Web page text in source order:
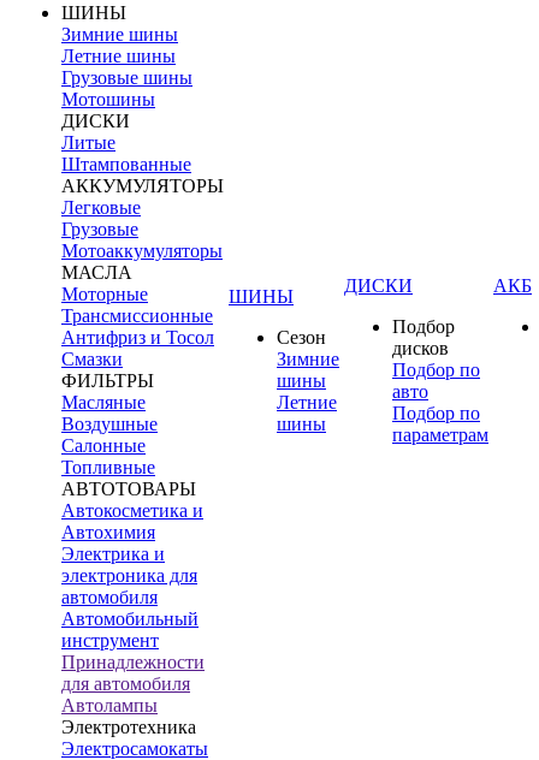
ШИНЫ
Зимние шины
Летние шины
Грузовые шины
Мотошины
ДИСКИ
Литые
Штампованные
АККУМУЛЯТОРЫ
Легковые
Грузовые
Мотоаккумуляторы
МАСЛА
Моторные
Трансмиссионные
Антифриз и Тосол
Смазки
ФИЛЬТРЫ
Масляные
Воздушные
Салонные
Топливные
АВТОТОВАРЫ
Автокосметика и
Автохимия
Электрика и
электроника для
автомобиля
Автомобильный
инструмент
Принадлежности
для автомобиля
Автолампы
Электротехника
Электросамокаты
ШИНЫ
Сезон
Зимние
шины
Летние
шины
ДИСКИ
Подбор
дисков
Подбор по
авто
Подбор по
параметрам
АКБ